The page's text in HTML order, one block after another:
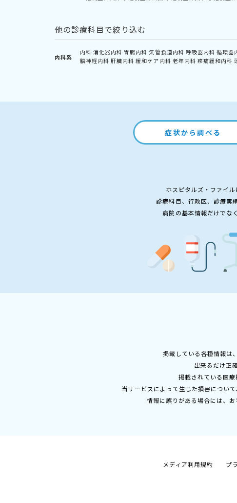
他の診療科目で絞り込む
内科系
内科 消化器内科 胃腸内科 気管食道内科 呼吸器内科 循環器
脳神経内科 肝臓内科 緩和ケア内科 老年内科 疼痛緩和内科
症状から調べる
ホスピタルズ・ファイ
診療科目、行政区、診療実
病院の基本情報だけでな
掲載している各種情報は
出来るだけ正
掲載されている医
当サービスによって生じた損害につい
情報に誤りがある場合には、
メディア利用規約 プ